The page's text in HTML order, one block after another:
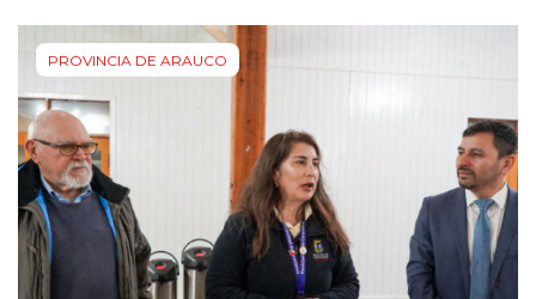
PROVINCIA DE ARAUCO